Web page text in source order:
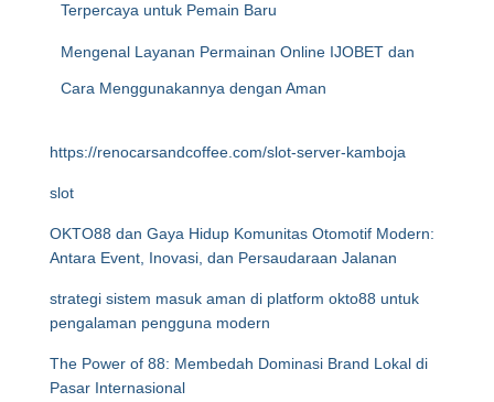
Terpercaya untuk Pemain Baru
Mengenal Layanan Permainan Online IJOBET dan
Cara Menggunakannya dengan Aman
https://renocarsandcoffee.com/slot-server-kamboja
slot
OKTO88 dan Gaya Hidup Komunitas Otomotif Modern:
Antara Event, Inovasi, dan Persaudaraan Jalanan
strategi sistem masuk aman di platform okto88 untuk
pengalaman pengguna modern
The Power of 88: Membedah Dominasi Brand Lokal di
Pasar Internasional